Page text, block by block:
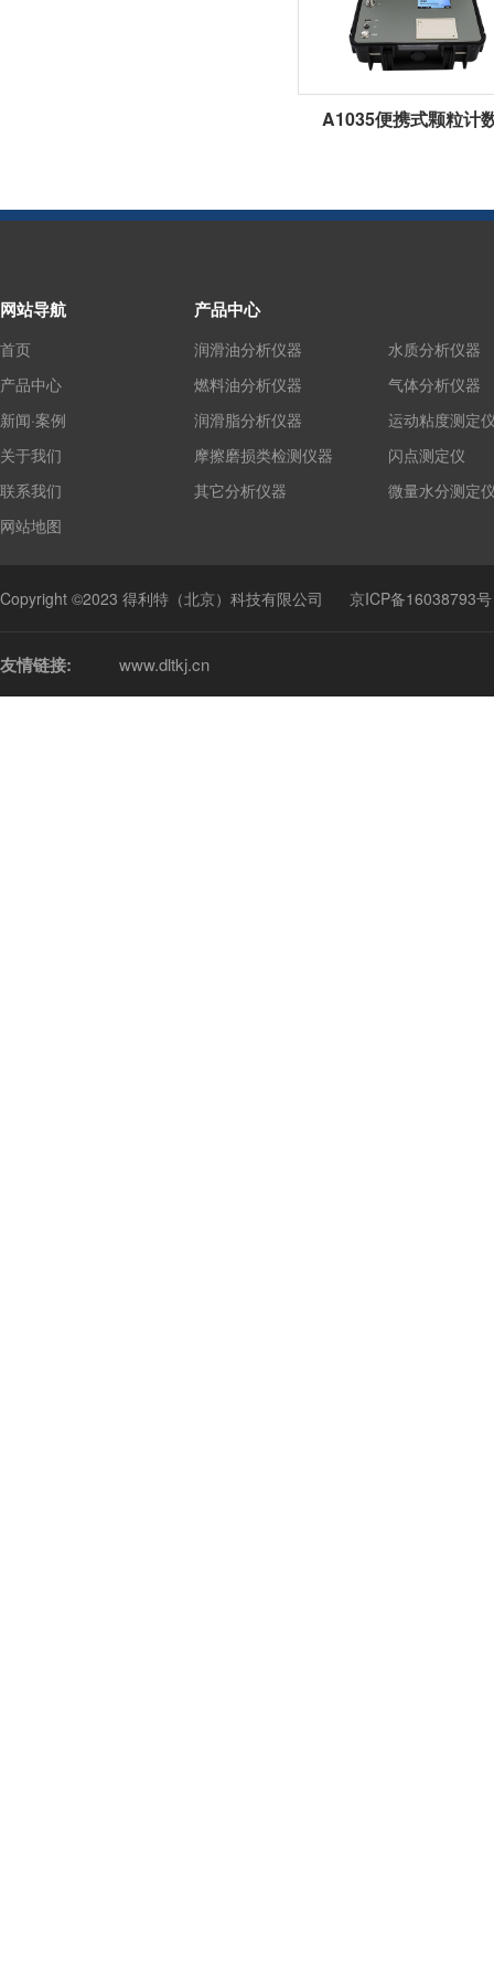
A1035便携式颗粒计
网站导航
首页
产品中心
新闻·案例
关于我们
联系我们
网站地图
产品中心
润滑油分析仪器
燃料油分析仪器
润滑脂分析仪器
摩擦磨损类检测仪器
其它分析仪器
水质分析仪器
气体分析仪器
运动粘度测定
闪点测定仪
微量水分测定
Copyright ©2023 得利特（北京）科技有限公司 京ICP备16038793号
友情链接: www.dltkj.cn